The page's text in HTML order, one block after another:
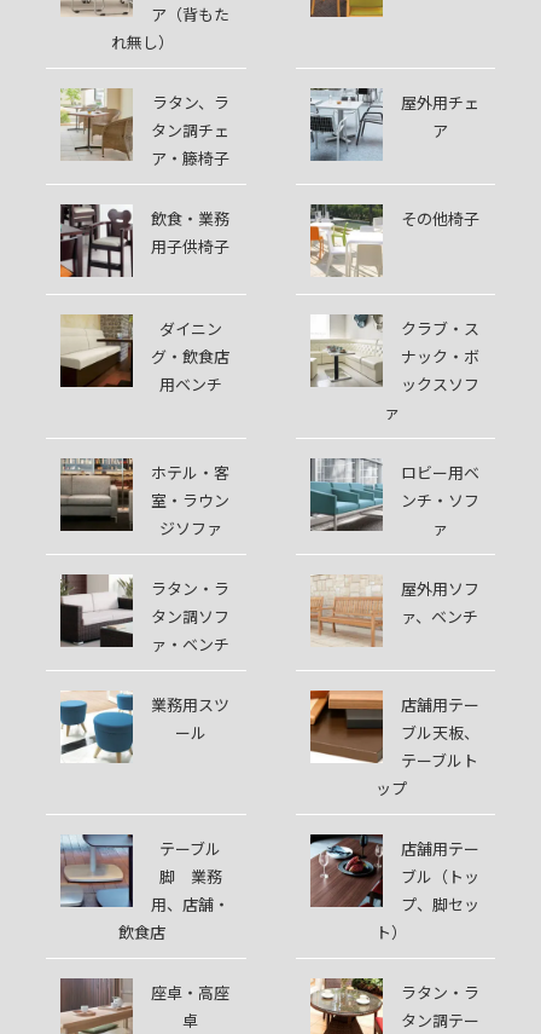
ア（背もた
れ無し）
ラタン、ラ
タン調チェ
ア・籐椅子
屋外用チェ
ア
飲食・業務
用子供椅子
その他椅子
ダイニン
グ・飲食店
用ベンチ
クラブ・ス
ナック・ボ
ックスソフ
ァ
ホテル・客
室・ラウン
ジソファ
ロビー用ベ
ンチ・ソフ
ァ
ラタン・ラ
タン調ソフ
ァ・ベンチ
屋外用ソフ
ァ、ベンチ
業務用スツ
ール
店舗用テー
ブル天板、
テーブルト
ップ
テーブル
脚 業務
用、店舗・
飲食店
店舗用テー
ブル（トッ
プ、脚セッ
ト）
座卓・高座
卓
ラタン・ラ
タン調テー